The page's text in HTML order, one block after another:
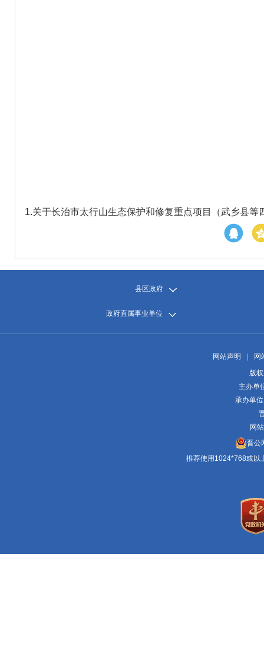
1.关于长治市太行山生态保护和修复重点项目（武乡县
县区政府
政府直属事业单位
网站声明
网
版
主办单
承办单
网
晋公
推荐使用1024*768或以